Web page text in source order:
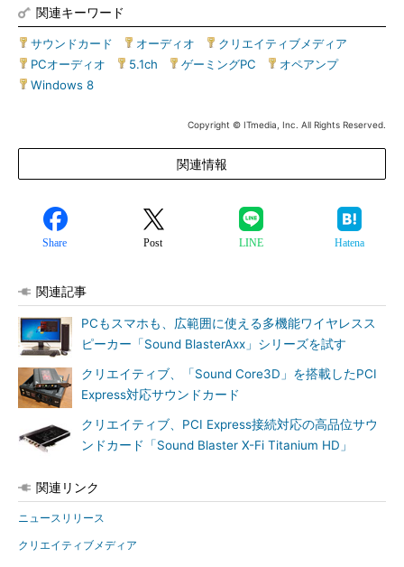
関連キーワード
サウンドカード オーディオ クリエイティブメディア
PCオーディオ
5.1ch ゲーミングPC オペアンプ|
Windows 8
Copyright © ITmedia, Inc. All Rights Reserved.
関連情報
Share Post LINE Hatena
関連記事
PCもスマホも、広範囲に使える多機能ワイヤレスス
ピーカー「Sound BlasterAxx」シリーズを試す
クリエイティブ、「Sound Core3D」を搭載したPCI
Express対応サウンドカード
クリエイティブ、PCI Express接続対応の高品位サウ
ンドカード「Sound Blaster X-Fi Titanium HD」
関連リンク
ニュースリリース
クリエイティブメディア